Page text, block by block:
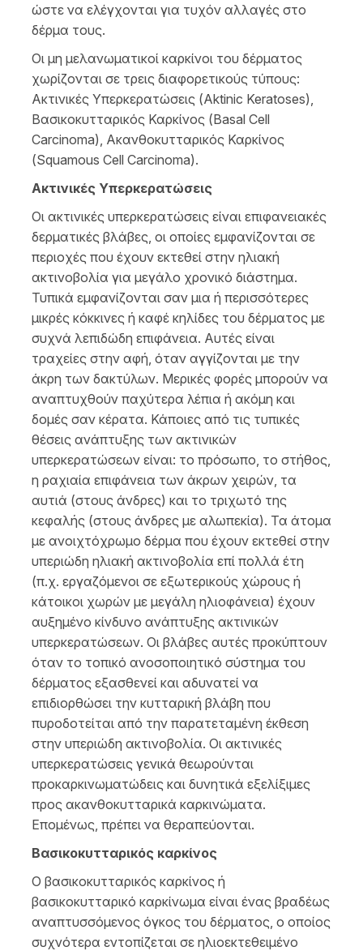
ώστε να ελέγχονται για τυχόν αλλαγές στο
δέρμα τους.
Οι μη μελανωματικοί καρκίνοι του δέρματος
χωρίζονται σε τρεις διαφορετικούς τύπους:
Ακτινικές Υπερκερατώσεις (Aktinic Keratoses),
Βασικοκυτταρικός Καρκίνος (Basal Cell
Carcinoma), Aκανθοκυτταρικός Καρκίνος
(Squamous Cell Carcinoma).
Ακτινικές Υπερκερατώσεις
Οι ακτινικές υπερκερατώσεις είναι επιφανειακές
δερματικές βλάβες, οι οποίες εμφανίζονται σε
περιοχές που έχουν εκτεθεί στην ηλιακή
ακτινοβολία για μεγάλο χρονικό διάστημα.
Τυπικά εμφανίζονται σαν μια ή περισσότερες
μικρές κόκκινες ή καφέ κηλίδες του δέρματος με
συχνά λεπιδώδη επιφάνεια. Αυτές είναι
τραχείες στην αφή, όταν αγγίζονται με την
άκρη των δακτύλων. Μερικές φορές μπορούν να
αναπτυχθούν παχύτερα λέπια ή ακόμη και
δομές σαν κέρατα. Κάποιες από τις τυπικές
θέσεις ανάπτυξης των ακτινικών
υπερκερατώσεων είναι: το πρόσωπο, το στήθος,
η ραχιαία επιφάνεια των άκρων χειρών, τα
αυτιά (στους άνδρες) και το τριχωτό της
κεφαλής (στους άνδρες με αλωπεκία). Τα άτομα
με ανοιχτόχρωμο δέρμα που έχουν εκτεθεί στην
υπεριώδη ηλιακή ακτινοβολία επί πολλά έτη
(π.χ. εργαζόμενοι σε εξωτερικούς χώρους ή
κάτοικοι χωρών με μεγάλη ηλιοφάνεια) έχουν
αυξημένο κίνδυνο ανάπτυξης ακτινικών
υπερκερατώσεων. Οι βλάβες αυτές προκύπτουν
όταν το τοπικό ανοσοποιητικό σύστημα του
δέρματος εξασθενεί και αδυνατεί να
επιδιορθώσει την κυτταρική βλάβη που
πυροδοτείται από την παρατεταμένη έκθεση
στην υπεριώδη ακτινοβολία. Οι ακτινικές
υπερκερατώσεις γενικά θεωρούνται
προκαρκινωματώδεις και δυνητικά εξελίξιμες
προς ακανθοκυτταρικά καρκινώματα.
Επομένως, πρέπει να θεραπεύονται.
Βασικοκυτταρικός καρκίνος
Ο βασικοκυτταρικός καρκίνος ή
βασικοκυτταρικό καρκίνωμα είναι ένας βραδέως
αναπτυσσόμενος όγκος του δέρματος, ο οποίος
συχνότερα εντοπίζεται σε ηλιοεκτεθειμένο